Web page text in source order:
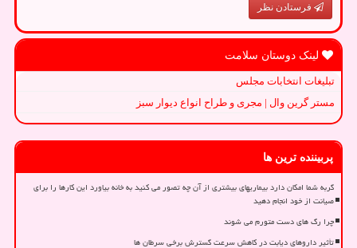
فرستادن نظر
لینک دوستان سلامت
تبلیغات انتخابات مجلس
مستر گرین وال | مجری و طراح انواع دیوار سبز
پربیننده ترین ها
گربه شما امکان دارد بیماریهای بیشتری از آن چه تصور می کنید به خانه بیاورد این کارها را برای
صیانت از خود انجام دهید
چرا رگ های دست متورم می شوند
تأثیر داروهای دیابت در کاهش سرعت گسترش برخی سرطان ها